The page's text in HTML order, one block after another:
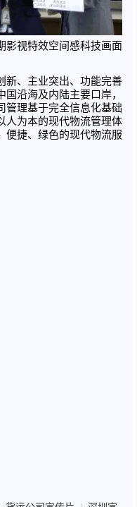
影视特效空间感科技画面
新、主业突出、功能完善
沿海及内陆主要口岸，
管理基于完全信息化基础
人为本的现代物流管理体
便捷、绿色的现代物流服